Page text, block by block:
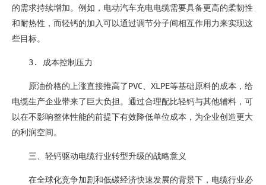
的需求持续增加。例如，电动汽车充电电缆需要具备更高的柔韧性
和耐热性，而轻钙的加入可以通过调节分子间相互作用力来实现这
些目标。
3. 成本控制压力
原油价格的上涨直接推高了PVC、XLPE等基础原料的成本，给
电缆生产企业带来了巨大负担。通过合理配比轻钙与其他辅料，可
以在不影响整体性能的前提下有效降低单位成本，为企业创造更大
的利润空间。
三、轻钙驱动电缆行业转型升级的战略意义
在全球化竞争加剧和低碳经济快速发展的背景下，电缆行业必